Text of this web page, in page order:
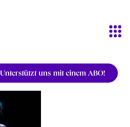
Unterstützt uns mit einem ABO!